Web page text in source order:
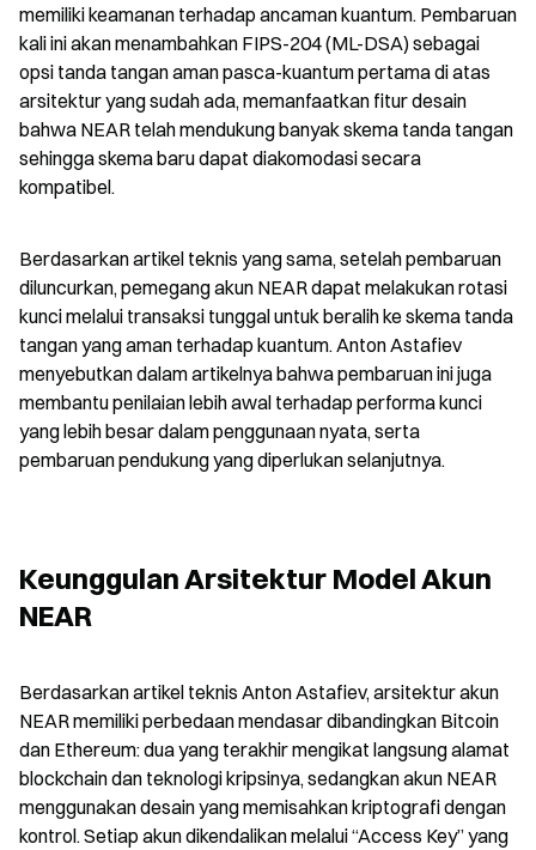
memiliki keamanan terhadap ancaman kuantum. Pembaruan
kali ini akan menambahkan FIPS-204 (ML-DSA) sebagai
opsi tanda tangan aman pasca-kuantum pertama di atas
arsitektur yang sudah ada, memanfaatkan fitur desain
bahwa NEAR telah mendukung banyak skema tanda tangan
sehingga skema baru dapat diakomodasi secara
kompatibel.
Berdasarkan artikel teknis yang sama, setelah pembaruan
diluncurkan, pemegang akun NEAR dapat melakukan rotasi
kunci melalui transaksi tunggal untuk beralih ke skema tanda
tangan yang aman terhadap kuantum. Anton Astafiev
menyebutkan dalam artikelnya bahwa pembaruan ini juga
membantu penilaian lebih awal terhadap performa kunci
yang lebih besar dalam penggunaan nyata, serta
pembaruan pendukung yang diperlukan selanjutnya.
Keunggulan Arsitektur Model Akun
NEAR
Berdasarkan artikel teknis Anton Astafiev, arsitektur akun
NEAR memiliki perbedaan mendasar dibandingkan Bitcoin
dan Ethereum: dua yang terakhir mengikat langsung alamat
blockchain dan teknologi kripsinya, sedangkan akun NEAR
menggunakan desain yang memisahkan kriptografi dengan
kontrol. Setiap akun dikendalikan melalui “Access Key” yang